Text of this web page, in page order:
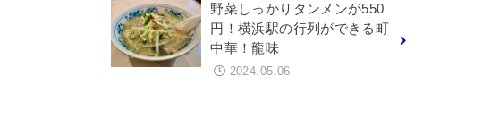
野菜しっかりタンメンが550
円！横浜駅の行列ができる町
中華！龍味
2024.05.06